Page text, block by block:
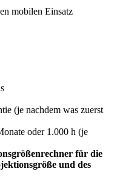
mobilen Einsatz
(je nachdem was zuerst
oder 1.000 h (je
für die
und des